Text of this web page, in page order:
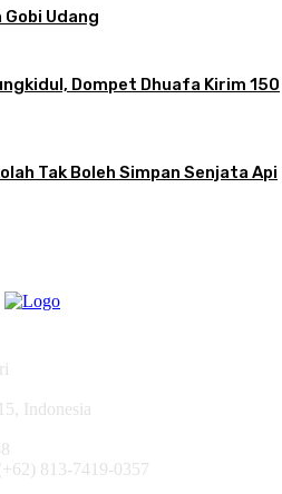
Udang
Dompet Dhuafa Kirim 150
Tak Boleh Simpan Senjata Api
Indonesia
813-7419-0357